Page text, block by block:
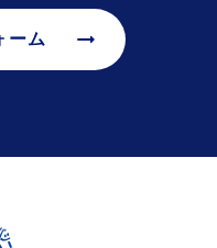
ーム arrow_right_alt